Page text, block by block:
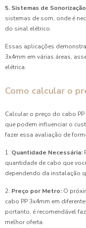
5. Sistemas de
sistemas de som, onde é
do sinal elétrico.
Essas aplicações
3x4mm em várias áreas,
elétrica.
Como calcular o
Calcular o preço do cabo
que podem influenciar o
fazer essa avaliação de
1. Quantidade Necessária:
quantidade de cabo que
dependendo da instalação
2. Preço por Metro: O
cabo PP 3x4mm em
portanto, é recomendável
melhor oferta.